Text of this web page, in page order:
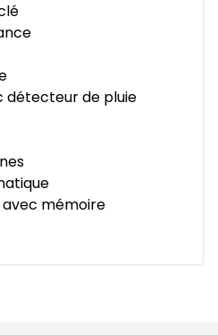
détecteur de pluie
mémoire